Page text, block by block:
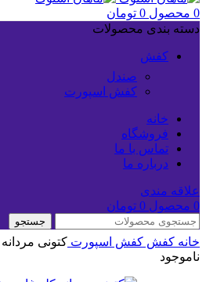
0 محصول 0 تومان
دسته بندی محصولات
کفش
صندل
کفش اسپورت
خانه
فروشگاه
تماس با ما
درباره ما
علاقه مندی
0 محصول 0 تومان
جستجو
خانه کفش کفش اسپورت کتونی
ناموجود